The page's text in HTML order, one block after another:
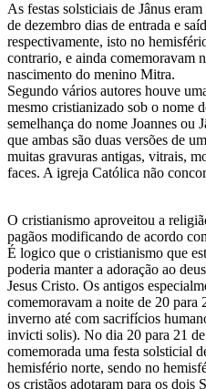
As festas solsticiais de Jânus
de dezembro dias de entrada e
respectivamente, isto no
contrario, e ainda comemoravam
nascimento do menino Mitra.
Segundo vários autores houve
mesmo cristianizado sob o nome
semelhança do nome Joannes ou
que ambas são duas versões de
muitas gravuras antigas, vitrais,
faces. A igreja Católica não
O cristianismo aproveitou a
pagãos modificando de acordo
É logico que o cristianismo que
poderia manter a adoração ao
Jesus Cristo. Os antigos
comemoravam a noite de 20 para
inverno até com sacrifícios
invicti solis). No dia 20 para 21
comemorada uma festa solsticial
hemisfério norte, sendo no
os cristãos adotaram para os dois